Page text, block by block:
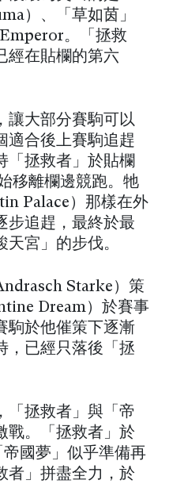
）、「草如茵」
。「拯救
經在貼欄的第六
讓大部分賽駒可以
適合後上賽駒追趕
「拯救者」於貼欄
移離欄邊競跑。牠
Palace）那樣在外
步追趕，最終於最
宮」的步伐。
Starke）策
Dream）於賽事
駒於他催策下逐漸
，已經只落後「拯
「拯救者」與「帝
戰。「拯救者」於
國夢」似乎準備再
者」拼盡全力，於